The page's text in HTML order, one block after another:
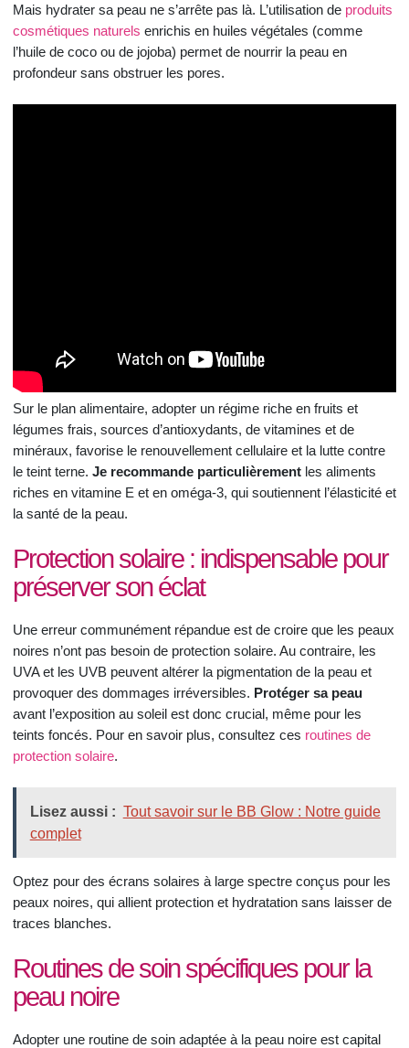
Mais hydrater sa peau ne s’arrête pas là. L’utilisation de produits
cosmétiques naturels enrichis en huiles végétales (comme
l’huile de coco ou de jojoba) permet de nourrir la peau en
profondeur sans obstruer les pores.
Sur le plan alimentaire, adopter un régime riche en fruits et
légumes frais, sources d’antioxydants, de vitamines et de
minéraux, favorise le renouvellement cellulaire et la lutte contre
le teint terne. Je recommande particulièrement les aliments
riches en vitamine E et en oméga-3, qui soutiennent l’élasticité et
la santé de la peau.
Protection solaire : indispensable pour
préserver son éclat
Une erreur communément répandue est de croire que les peaux
noires n’ont pas besoin de protection solaire. Au contraire, les
UVA et les UVB peuvent altérer la pigmentation de la peau et
provoquer des dommages irréversibles. Protéger sa peau
avant l’exposition au soleil est donc crucial, même pour les
teints foncés. Pour en savoir plus, consultez ces routines de
protection solaire.
Lisez aussi : Tout savoir sur le BB Glow : Notre guide
complet
Optez pour des écrans solaires à large spectre conçus pour les
peaux noires, qui allient protection et hydratation sans laisser de
traces blanches.
Routines de soin spécifiques pour la
peau noire
Adopter une routine de soin adaptée à la peau noire est capital